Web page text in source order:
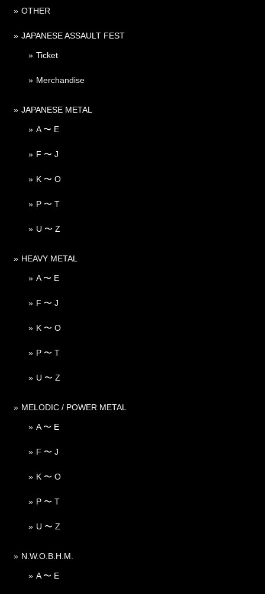
OTHER
JAPANESE ASSAULT FEST
Ticket
Merchandise
JAPANESE METAL
A 〜 E
F 〜 J
K 〜 O
P 〜 T
U 〜 Z
HEAVY METAL
A 〜 E
F 〜 J
K 〜 O
P 〜 T
U 〜 Z
MELODIC / POWER METAL
A 〜 E
F 〜 J
K 〜 O
P 〜 T
U 〜 Z
N.W.O.B.H.M.
A 〜 E